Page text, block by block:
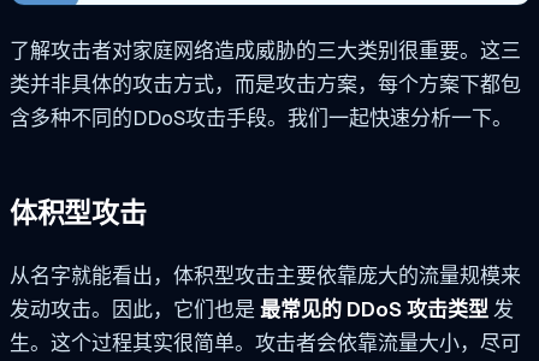
了解攻击者对家庭网络造成威胁的三大类别很重要。这三
类并非具体的攻击方式，而是攻击方案，每个方案下都包
含多种不同的DDoS攻击手段。我们一起快速分析一下。
体积型攻击
从名字就能看出，体积型攻击主要依靠庞大的流量规模来
发动攻击。因此，它们也是 最常见的 DDoS 攻击类型发
生。这个过程其实很简单。攻击者会依靠流量大小，尽可